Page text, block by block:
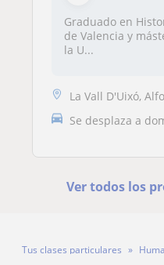
Graduado en
de Valencia y
la U...
La Vall D'Uixó, Alfondeguilla,
Se desplaza a
Ver todos los
Tus clases particulares